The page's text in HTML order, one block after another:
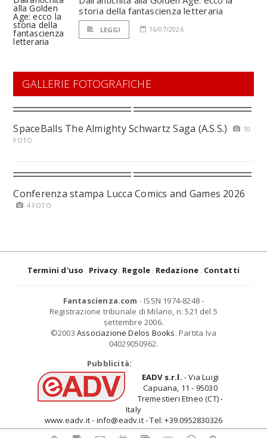
storia della fantascienza letteraria
LEGGI 16/07/2026
GALLERIE FOTOGRAFICHE
SpaceBalls The Almighty Schwartz Saga (A.S.S.)
10
FOTO
Conferenza stampa Lucca Comics and Games 2026
4 FOTO
Termini d'uso Privacy Regole Redazione Contatti
Fantascienza.com - ISSN 1974-8248 -
Registrazione tribunale di Milano, n. 521 del 5
settembre 2006.
©2003 Associazione Delos Books. Partita Iva
04029050962.
Pubblicità:
EADV s.r.l. - Via Luigi
Capuana, 11 - 95030
Tremestieri Etneo (CT) -
Italy
www.eadv.it - info@eadv.it - Tel: +39.0952830326